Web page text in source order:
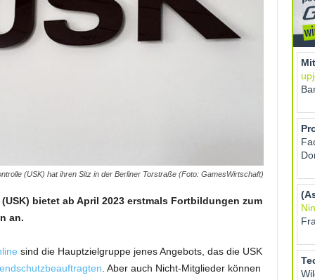
(USK) hat ihren Sitz in der Berliner Torstraße (Foto: GamesWirtschaft)
bietet ab April 2023 erstmals Fortbildungen zum
an.
sind die Hauptzielgruppe jenes Angebots, das die USK
. Aber auch Nicht-Mitglieder können